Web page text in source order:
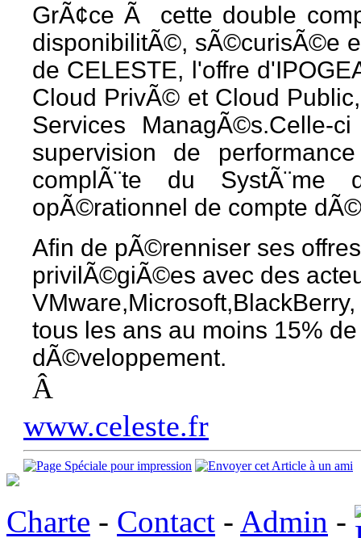
GrÃ¢ce Ã cette double
disponibilitÃ©, sÃ©curisÃ©e
de CELESTE, l'offre
Cloud PrivÃ© et Cloud
Services
supervision de
complÃ¨te du SystÃ¨me
opÃ©rationnel de compte
Afin de pÃ©renniser ses
privilÃ©giÃ©es avec des
tous les ans au moins 15%
dÃ©veloppement.
Â
www.celeste.fr
Charte - Contact - Admin -